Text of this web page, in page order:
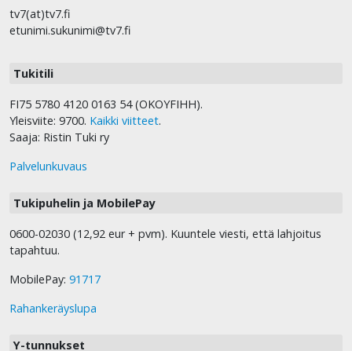
tv7(at)tv7.fi
etunimi.sukunimi@tv7.fi
Tukitili
FI75 5780 4120 0163 54 (OKOYFIHH).
Yleisviite: 9700. Kaikki viitteet.
Saaja: Ristin Tuki ry
Palvelunkuvaus
Tukipuhelin ja MobilePay
0600-02030 (12,92 eur + pvm). Kuuntele viesti, että lahjoitus
tapahtuu.
MobilePay: 91717
Rahankeräyslupa
Y-tunnukset